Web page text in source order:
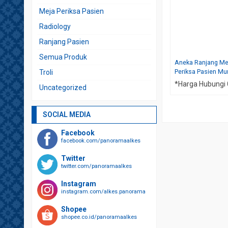
Aneka Ranjang
Periksa Pasien
*Harga Hubungi
Meja Periksa Pasien
Radiology
Ranjang Pasien
Semua Produk
Troli
Uncategorized
SOCIAL MEDIA
Facebook
facebook.com/panoramaalkes
Twitter
twitter.com/panoramaalkes
Instagram
instagram.com/alkes.panorama
Shopee
shopee.co.id/panoramaalkes